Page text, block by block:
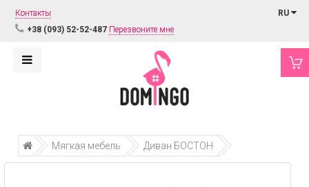
Контакты
+38 (093) 52-52-487 Перезвоните мне
RU
Мягкая мебель Диван БОСТОН